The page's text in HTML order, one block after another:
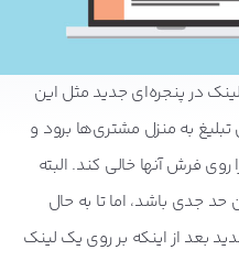
در پنجره‌ای جدید مثل این
به منزل مشتری‌ها برود و
فرش آنها خالی کند. البته
جدی باشد، اما تا به حال
بعد از اینکه بر روی یک لینک